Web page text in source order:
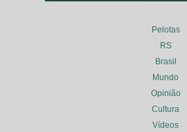
Pelotas
RS
Brasil
Mundo
Opinião
Cultura
Vídeos